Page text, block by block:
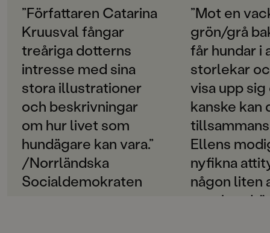
Svenska
SPRÅK
Svenska
SERIE
Klumpe Dumpe
PUBLICERINGSDATUM
2021-09-17
Produktion
PAPPER
Arctic Matt
”Författaren Catarina
Kruusval fångar
treåriga dotterns
intresse med sina
stora illustrationer
och beskrivningar
om hur livet som
hundägare kan vara.”
/Norrländska
Socialdemokraten
”Mot en
grön/grå
får hundar i
storlekar
visa upp
kanske kan
Ellens
nyfikna
någon liten
vara